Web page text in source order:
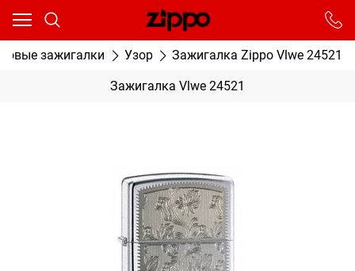
зажигалки Узор Зажигалка Zippo Vlwe 24521
Зажигалка Vlwe 24521
Ваш город - Москва,
От выбранного города зависят сроки доставки